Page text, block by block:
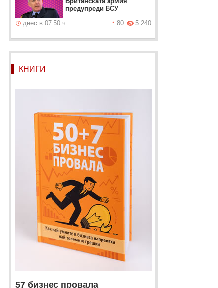
предупреди ВСУ
днес в 07:50 ч.
5 240
80
КНИГИ
57 бизнес провала